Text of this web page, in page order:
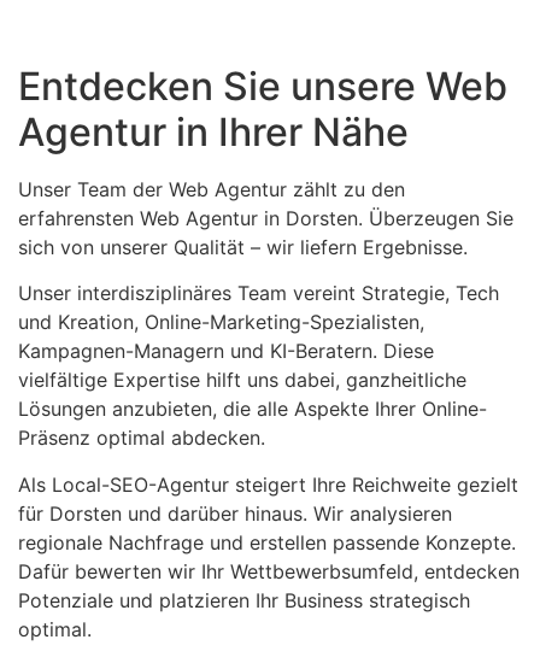
Entdecken Sie unsere Web
Agentur in Ihrer Nähe
Unser Team der Web Agentur zählt zu den
erfahrensten Web Agentur in Dorsten. Überzeugen Sie
sich von unserer Qualität – wir liefern Ergebnisse.
Unser interdisziplinäres Team vereint Strategie, Tech
und Kreation, Online-Marketing-Spezialisten,
Kampagnen-Managern und KI-Beratern. Diese
vielfältige Expertise hilft uns dabei, ganzheitliche
Lösungen anzubieten, die alle Aspekte Ihrer Online-
Präsenz optimal abdecken.
Als Local-SEO-Agentur steigert Ihre Reichweite gezielt
für Dorsten und darüber hinaus. Wir analysieren
regionale Nachfrage und erstellen passende Konzepte.
Dafür bewerten wir Ihr Wettbewerbsumfeld, entdecken
Potenziale und platzieren Ihr Business strategisch
optimal.